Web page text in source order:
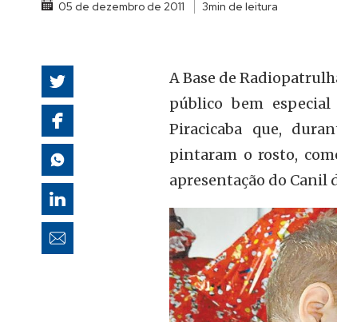
autoridades
05 de dezembro de 2011 3min de leitura
A Base de
público bem
Piracicaba que,
pintaram o rosto,
apresentação do Canil